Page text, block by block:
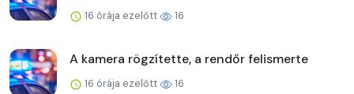
16 órája ezelőtt 16
A kamera rögzítette, a rendőr felismerte
16 órája ezelőtt 16